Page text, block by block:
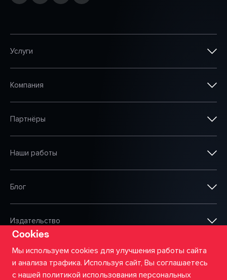
Услуги
Компания
Партнёры
Наши работы
Блог
Издательство
ООО «Сумма АйТи»
Cookies
Мы используем cookies для улучшения работы сайта
и анализа трафика. Используя сайт, Вы соглашаетесь
с нашей политикой использования персональных